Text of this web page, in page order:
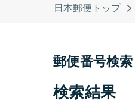
日本郵便トップ
郵便番号検索
検索結果